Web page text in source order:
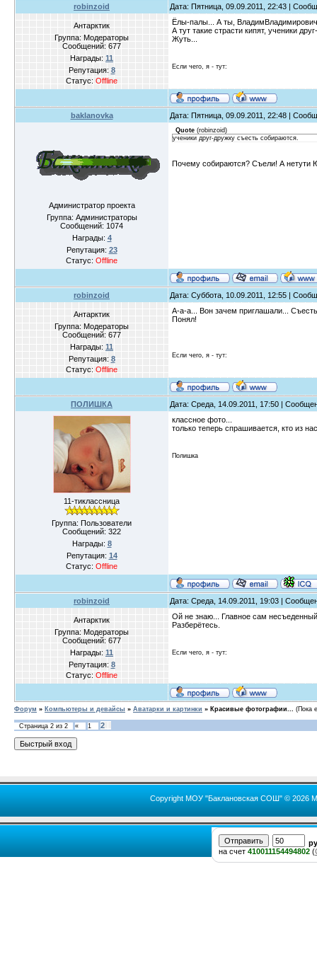
robinzoid Дата: Пятница, 09.09.2011, 22:43 |
Антарктик
Группа: Модераторы
Сообщений: 677
Награды: 11
Репутация: 8
Статус: Offline
Ёлы-палы... А ты,
А тут такие страсти кипят, ученики
Жуть...
Если чего, я - тут:
baklanovka Дата: Пятница, 09.09.2011, 22:48 |
Администратор проекта
Группа: Администраторы
Сообщений: 1074
Награды: 4
Репутация: 23
Статус: Offline
Quote (robinzoid)
ученики друг-дружку съесть собираются.
Почему собираются? Съели! А нетути
robinzoid Дата: Суббота, 10.09.2011, 12:55 |
Антарктик
Группа: Модераторы
Сообщений: 677
Награды: 11
Репутация: 8
Статус: Offline
А-а-а... Вон зачем приглашали...
Понял!
Если чего, я - тут:
ПОЛИШКА Дата: Среда, 14.09.2011, 17:50 |
11-тиклассница
Группа: Пользователи
Сообщений: 322
Награды: 8
Репутация: 14
Статус: Offline
классное фото...
только теперь спрашивается, кто из
Полишка
robinzoid Дата: Среда, 14.09.2011, 19:03 |
Антарктик
Группа: Модераторы
Сообщений: 677
Награды: 11
Репутация: 8
Статус: Offline
Ой не знаю... Главное сам
Разберётесь.
Если чего, я - тут:
Форум » Компьютеры и девайсы » Аватарки и картинки » Красивые фотографии... (Пока
Страница 2 из 2 « 1 2
Copyright МОУ "Баклановская СОШ" © 2026
на счет 410011154494802 (